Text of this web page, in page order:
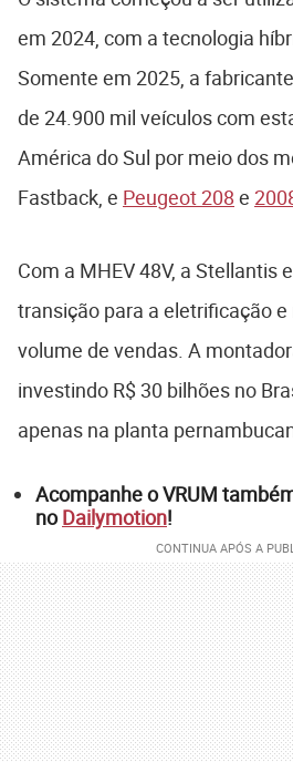
em 2024, com a tecnologia
Somente em 2025, a
de 24.900 mil veículos com
América do Sul por meio dos
Fastback, e Peugeot 208 e
Com a MHEV 48V, a Stellantis
transição para a eletrificação
volume de vendas. A
investindo R$ 30 bilhões no
apenas na planta
Acompanhe o VRUM
noDailymotion!